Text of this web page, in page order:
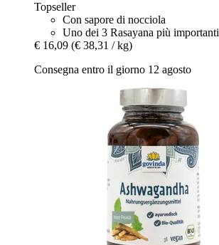
Topseller
Con sapore di nocciola
Uno dei 3 Rasayana più importanti
€ 16,09 (€ 38,31 / kg)
Consegna entro il giorno 12 agosto